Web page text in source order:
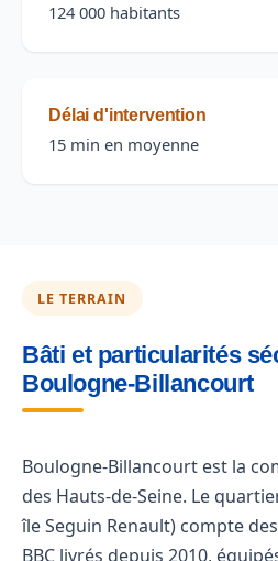
124 000 habitants
Délai d'intervention
15 min en moyenne
LE TERRAIN
Bâti et particularités
Boulogne-Billancourt
Boulogne-Billancourt est la
des Hauts-de-Seine. Le
île Seguin Renault) compte
BBC livrés depuis 2010,